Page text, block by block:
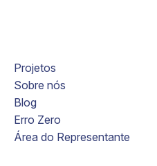
Projetos
Sobre nós
Blog
Erro Zero
Área do Representante